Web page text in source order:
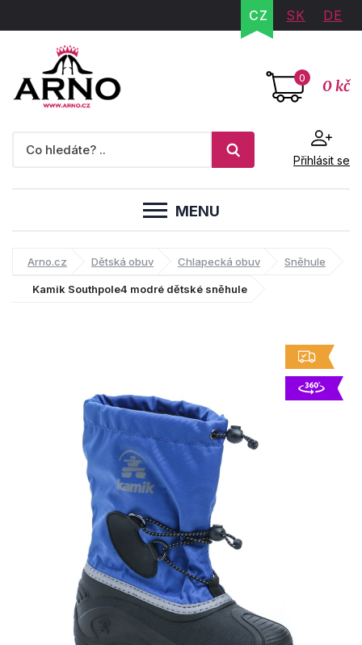
CZ SK DE
0 0 kč
Přihlásit se
MENU
Arno.cz Dětská obuv Chlapecká obuv Sněhule
Kamik Southpole4 modré dětské sněhule